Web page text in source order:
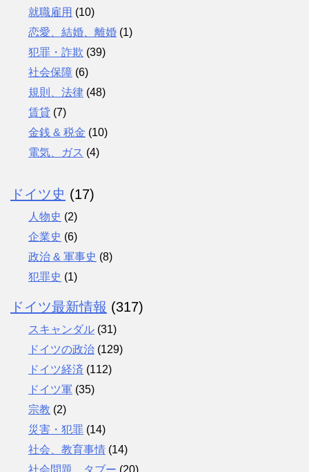
就職雇用 (10)
恋愛、結婚、離婚 (1)
犯罪・詐欺 (39)
社会保障 (6)
規則、法律 (48)
賃貸 (7)
金銭 & 税金 (10)
電気、ガス (4)
ドイツ史 (17)
人物史 (2)
企業史 (6)
政治 & 軍事史 (8)
犯罪史 (1)
ドイツ最新情報 (317)
スキャンダル (31)
ドイツの政治 (129)
ドイツ経済 (112)
ドイツ軍 (35)
宗教 (2)
災害・犯罪 (14)
社会、教育事情 (14)
社会問題 タブー (20)